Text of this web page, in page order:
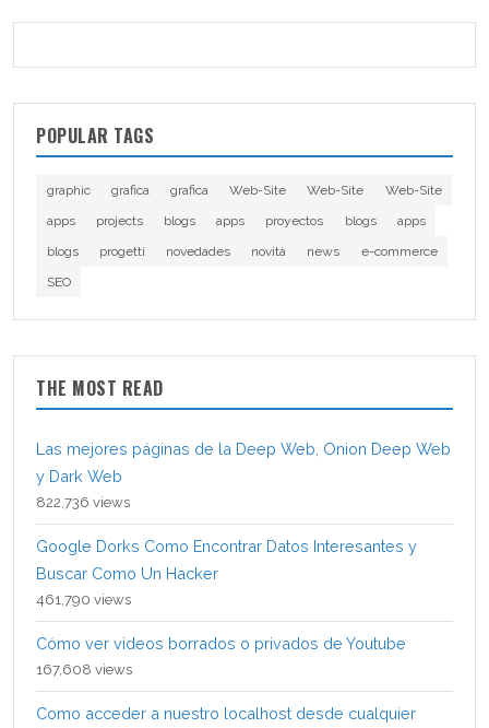
POPULAR TAGS
graphic grafica grafica Web-Site Web-Site
Web-Site
apps
projects blogs apps proyectos blogs
apps
blogs
progetti novedades novità news
e-commerce
SEO
THE MOST READ
Las mejores páginas de la Deep Web, Onion Deep Web
y Dark Web
822,736 views
Google Dorks Como Encontrar Datos Interesantes y
Buscar Como Un Hacker
461,790 views
Cómo ver videos borrados o privados de Youtube
167,608 views
Como acceder a nuestro localhost desde cualquier